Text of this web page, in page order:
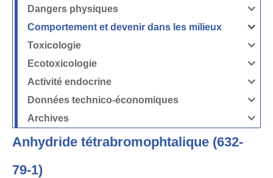
générales
la
chimie
Dangers physiques
Ouvrir
la
Comportement et devenir dans les milieux
Ouvrir
la
et
les
milieux
Toxicologie
Ouvrir
la
Ecotoxicologie
Ouvrir
la
Activité endocrine
Ouvrir
la
endocrine
Données technico-économiques
Ouvrir
la
Données
Archives
Ouvrir
Anhydride tétrabromophtalique (632-
79-1)